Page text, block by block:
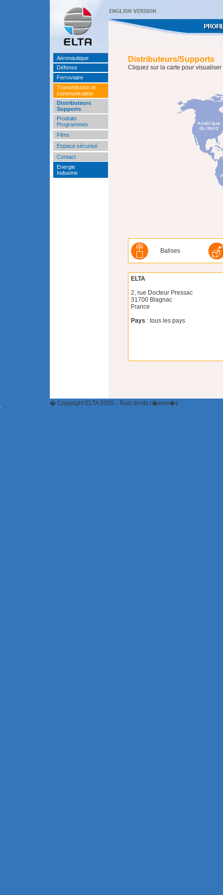
Aéronautique
Défense
Ferroviaire
Transmission et
communication
Distributeurs
Supports
Produits
Programmes
Films
Espace sécurisé
Contact
Energie
Industrie
Distributeurs/Supports
Cliquez sur la carte pour
Balises
ELTA
2, rue Docteur Pressac
31700 Blagnac
France
Pays : tous les pays
� Copyright ELTA 2005 - Tous droits r�serv�s